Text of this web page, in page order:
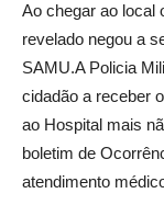
Ao chegar ao local
revelado negou a
SAMU.A Policia
cidadão a receber
ao Hospital mais
boletim de
atendimento